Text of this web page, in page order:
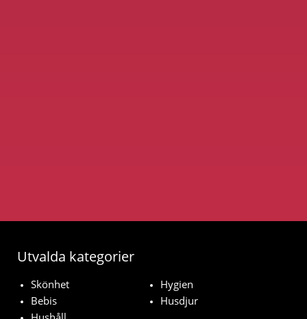
Utvalda kategorier
Skönhet
Hygien
Bebis
Husdjur